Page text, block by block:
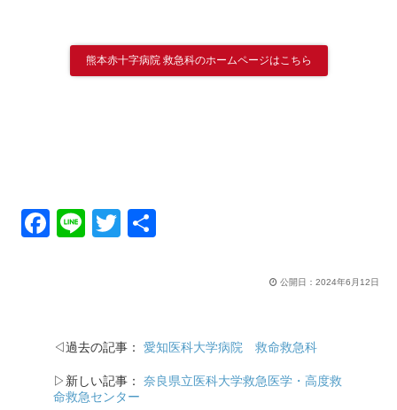
熊本赤十字病院 救急科のホームページはこちら
F
b
o
Li
T
公開日： 2024年6月12日
◁過去の記事： 愛知医科大学病院 救命救急科
▷新しい記事： 奈良県立医科大学救急医学・高度救
命救急センター